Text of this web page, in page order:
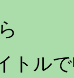
トル